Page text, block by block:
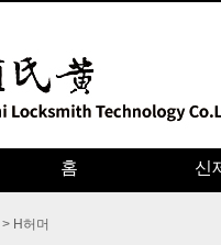
홈 신
> H허머